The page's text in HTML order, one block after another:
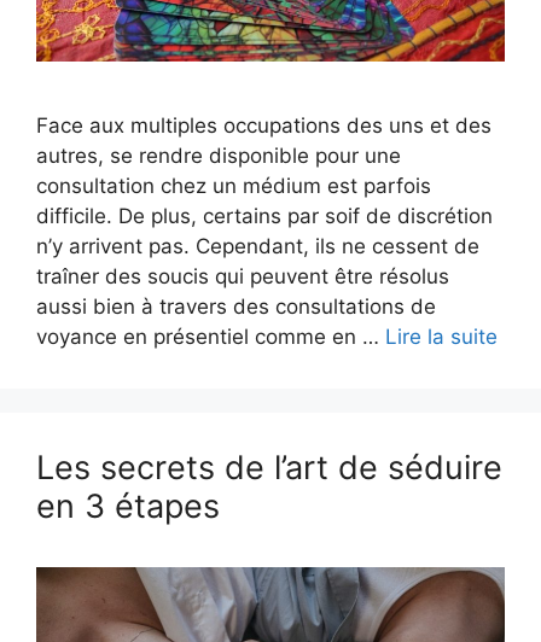
Face aux multiples occupations des uns et des
autres, se rendre disponible pour une
consultation chez un médium est parfois
difficile. De plus, certains par soif de discrétion
n’y arrivent pas. Cependant, ils ne cessent de
traîner des soucis qui peuvent être résolus
aussi bien à travers des consultations de
voyance en présentiel comme en … Lire la suite
Les secrets de l’art de séduire
en 3 étapes